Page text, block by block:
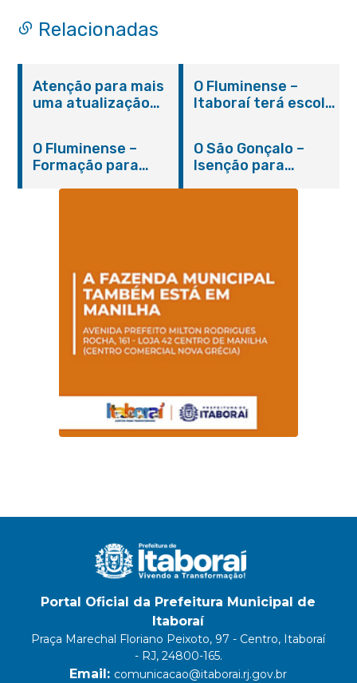
Relacionadas
Atenção para mais
uma atualização
em Itaboraí (24/05)
O Fluminense –
Itaboraí terá escola
março
O Fluminense –
Formação para
O São Gonçalo –
Isenção para
Portal Oficial da Prefeitura Municipal de
Itaboraí
Praça Marechal Floriano Peixoto, 97 - Centro, Itaboraí
- RJ, 24800-165.
Email: comunicacao@itaborai.rj.gov.br